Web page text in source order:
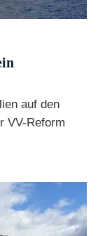
auf den
VV-Reform